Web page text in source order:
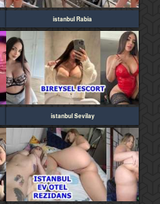
istanbul Rabia
istanbul Sevilay